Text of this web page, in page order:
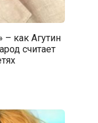
– как Агутин
считает